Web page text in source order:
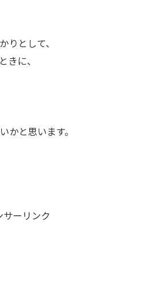
りとして、
きに、
かと思います。
サーリンク